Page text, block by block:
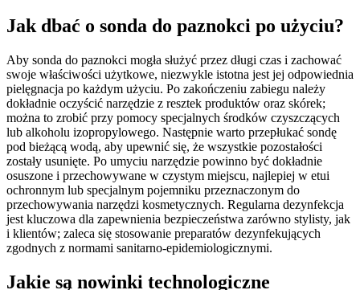
Jak dbać o sonda do paznokci po użyciu?
Aby sonda do paznokci mogła służyć przez długi czas i zachować
swoje właściwości użytkowe, niezwykle istotna jest jej odpowiednia
pielęgnacja po każdym użyciu. Po zakończeniu zabiegu należy
dokładnie oczyścić narzędzie z resztek produktów oraz skórek;
można to zrobić przy pomocy specjalnych środków czyszczących
lub alkoholu izopropylowego. Następnie warto przepłukać sondę
pod bieżącą wodą, aby upewnić się, że wszystkie pozostałości
zostały usunięte. Po umyciu narzędzie powinno być dokładnie
osuszone i przechowywane w czystym miejscu, najlepiej w etui
ochronnym lub specjalnym pojemniku przeznaczonym do
przechowywania narzędzi kosmetycznych. Regularna dezynfekcja
jest kluczowa dla zapewnienia bezpieczeństwa zarówno stylisty, jak
i klientów; zaleca się stosowanie preparatów dezynfekujących
zgodnych z normami sanitarno-epidemiologicznymi.
Jakie są nowinki technologiczne